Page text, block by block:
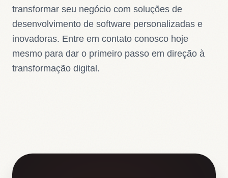
transformar seu negócio com soluções de
desenvolvimento de software personalizadas e
inovadoras. Entre em contato conosco hoje
mesmo para dar o primeiro passo em direção à
transformação digital.